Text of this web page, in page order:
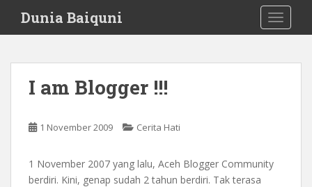
i
Dunia Baiquni
I am Blogger !!!
1 November 2009 Cerita Hati
1 November 2007 yang lalu, Aceh Blogger Community
berdiri. Kini, genap sudah 2 tahun berdiri. Tak terasa